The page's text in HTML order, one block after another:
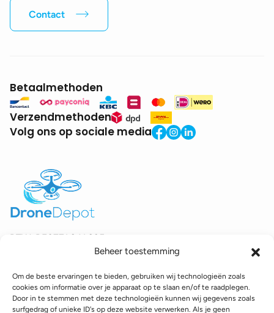
Beheer toestemming
Om de beste ervaringen te bieden, gebruiken wij technologieën zoals
cookies om informatie over je apparaat op te slaan en/of te raadplegen.
Door in te stemmen met deze technologieën kunnen wij gegevens zoals
surfgedrag of unieke ID's op deze website verwerken. Als je geen
Contact
Betaalmethoden
Verzendmethoden
Volg ons op sociale media
BTW: BE0771.941.935
© 2025 DroneDepot. Alle rechten voorbehouden.
Recyclagebijdrage Retourbeleid Betaalinformatie
VerzendinformatieToegankelijkheidsverklaring